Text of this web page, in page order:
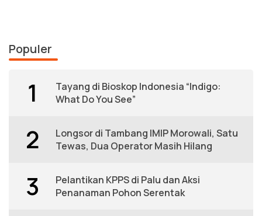
Populer
1
Tayang di Bioskop Indonesia “Indigo:
What Do You See”
2
Longsor di Tambang IMIP Morowali, Satu
Tewas, Dua Operator Masih Hilang
3
Pelantikan KPPS di Palu dan Aksi
Penanaman Pohon Serentak